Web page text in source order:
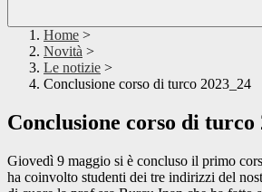
Home >
Novità >
Le notizie >
Conclusione corso di turco 2023_24
Conclusione corso di turco
Giovedì 9 maggio si è concluso il primo
ha coinvolto studenti dei tre indirizzi del